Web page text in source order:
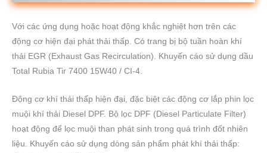
Với các ứng dụng hoặc hoạt động khắc nghiệt hơn trên các
động cơ hiện đại phát thải thấp. Có trang bị bộ tuần hoàn khí
thải EGR (Exhaust Gas Recirculation). Khuyến cáo sử dụng dầu
Total Rubia Tir 7400 15W40 / CI-4.
Động cơ khí thải thấp hiện đại, đặc biệt các động cơ lắp phin lọc
muội khí thải Diesel DPF. Bộ lọc DPF (Diesel Particulate Filter)
hoạt động để lọc muội than phát sinh trong quá trình đốt nhiên
liệu. Khuyến cáo sử dụng dòng sản phẩm phát khí thải thấp: